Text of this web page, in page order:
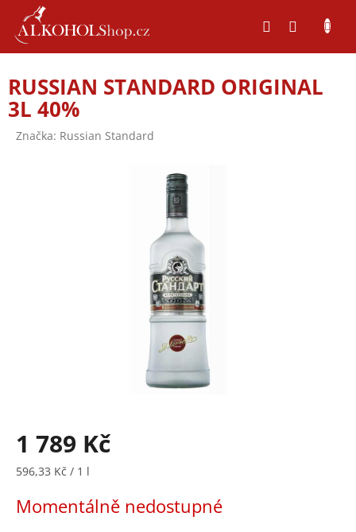
obsah
RUSSIAN STANDARD ORIGINAL
3L 40%
Značka: Russian Standard
1 789 Kč
Měrná
596,33 Kč / 1 l
Momentálně nedostupné